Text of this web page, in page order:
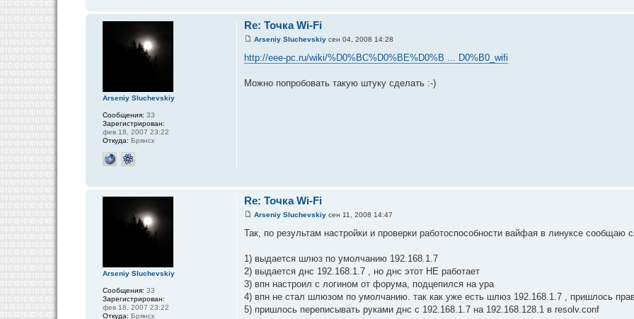
Re: Точка Wi-Fi
Arseniy Sluchevskiy сен 04, 2008 14:28
http://eee-pc.ru/wiki/%D0%BC%D0%BE%D0%B ... D0%B0_wifi
Можно попробовать такую штуку сделать :-)
Arseniy Sluchevskiy
Сообщения: 33
Зарегистрирован:
фев 18, 2007 23:22
Откуда: Брянск
Re: Точка Wi-Fi
Arseniy Sluchevskiy сен 11, 2008 14:47
Так, по результам настройки и проверки работоспособности вайфая в линуксе сообщаю
1) выдается шлюз по умолчанию 192.168.1.7
2) выдается днс 192.168.1.7 , но днс этот НЕ работает
3) впн настроил с логином от форума, подцепился на ура
4) впн не стал шлюзом по умолчанию. так как уже есть шлюз 192.168.1.7 , пришлось
5) пришлось переписывать руками днс с 192.168.1.7 на 192.168.128.1 в resolv.conf
Arseniy Sluchevskiy
Сообщения: 33
Зарегистрирован:
фев 18, 2007 23:22
Откуда: Брянск